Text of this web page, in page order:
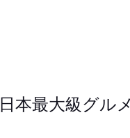
日本最大級グル